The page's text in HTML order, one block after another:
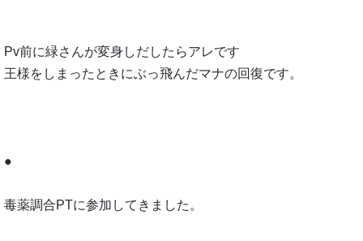
Pv前に緑さんが変身しだしたらアレです
王様をしまったときにぶっ飛んだマナの回復です。
●
毒薬調合PTに参加してきました。